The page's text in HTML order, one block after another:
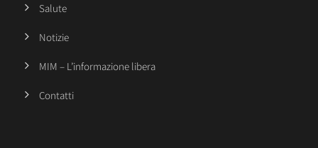
Salute
Notizie
MIM – L’informazione libera
Contatti